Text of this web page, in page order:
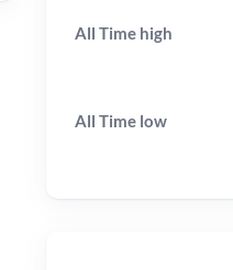
All Time high
All Time low